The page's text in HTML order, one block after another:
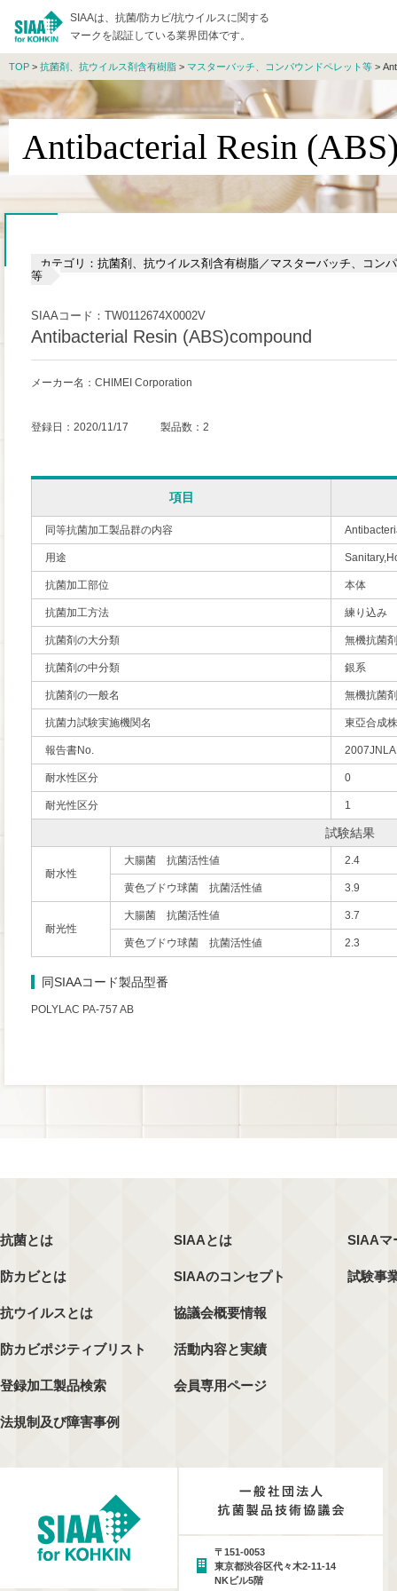
SIAAは、抗菌/防カビ/抗ウイルスに関する
マークを認証している業界団体です。
TOP > 抗菌剤、抗ウイルス剤含有樹脂 > マスターバッチ、コンパウンドペレット等 >
Antibacterial Resin
カテゴリ：抗菌剤、抗ウイルス剤含有樹脂／マスターバッチ、コン
等
SIAAコード：TW0112674X0002V
Antibacterial Resin (ABS)compound
メーカー名：CHIMEI Corporation
登録日：2020/11/17 製品数：2
項目
同等抗菌加工製品群の内容
用途
抗菌加工部位 本体
抗菌加工方法 練り込み
抗菌剤の大分類 無機抗菌剤
抗菌剤の中分類 銀系
抗菌剤の一般名 無機抗菌剤
抗菌力試験実施機関名 東亞合成
報告書No.
耐水性区分 0
耐光性区分 1
試験結果
耐水性
大腸菌 抗菌活性値 2.4
黄色ブドウ球菌 抗菌活性値 3.9
耐光性
大腸菌 抗菌活性値 3.7
黄色ブドウ球菌 抗菌活性値 2.3
同SIAAコード製品型番
POLYLAC PA-757 AB
抗菌とは
防カビとは
抗ウイルスとは
防カビポジティブリスト
登録加工製品検索
法規制及び障害事例
SIAAとは
SIAAのコンセプト
協議会概要情報
活動内容と実績
会員専用ページ
SIAAマ
試験事
〒151-0053
東京都渋谷区代々木2-11-14
NKビル5階